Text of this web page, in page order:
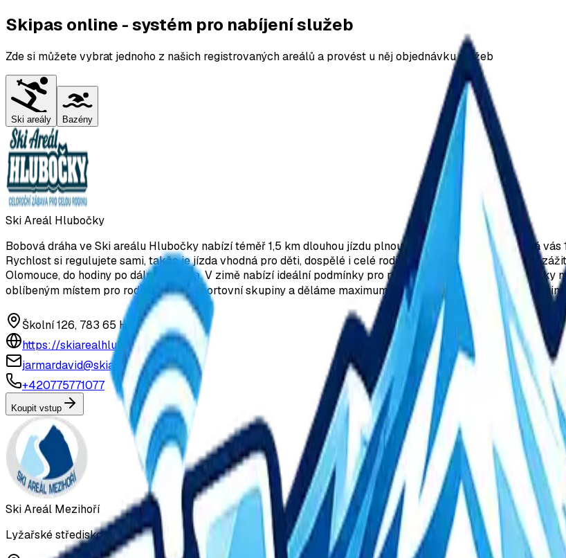
Skipas online - systém pro nabíjení služeb
Zde si můžete vybrat jednoho z našich registrovaných areálů a provést u něj objednávku služeb
Ski areály Bazény
Ski Areál Hlubočky
Bobová dráha ve Ski areálu Hlubočky nabízí téměř 1,5 km dlouhou jízdu plnou zábavy a adrenalinu. Čeká
Rychlost si regulujete sami, takže je jízda vhodná pro děti, dospělé i celé rodiny. Přijeďte si užít jedinečný
Olomouce, do hodiny po dálnici z Brna. V zimě nabízí ideální podmínky pro rekreační lyžování i první krůčky
oblíbeným místem pro rodiny, školy i sportovní skupiny a děláme maximum pro to, aby si u nás každý užil
Školní 126, 783 65 Hlubočky
https://skiarealhlubocky.cz
jarmardavid@skiarealhlubocky.cz
+420775771077
Koupit vstup
Ski Areál Mezihoří
Lyžařské středisko pro celou rodinu